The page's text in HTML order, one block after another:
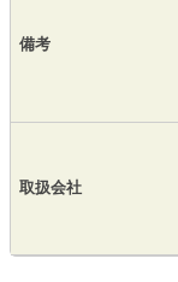
備考
取扱会社